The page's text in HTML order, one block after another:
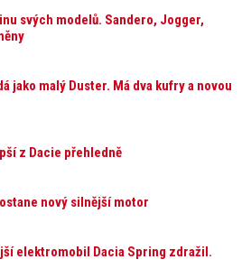
svých modelů. Sandero, Jogger,
jako malý Duster. Má dva kufry a novou
z Dacie přehledně
nový silnější motor
elektromobil Dacia Spring zdražil.